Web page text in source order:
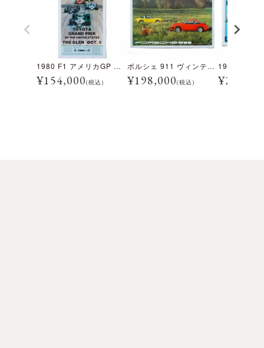
1980 F1 アメリカGP ワトキンスグレン 大会オフィシャル ヴィンテージ ポスター
¥154,000(税込)
ポルシェ 911 ヴィンテージ ポスター
¥198,000(税込) ¥